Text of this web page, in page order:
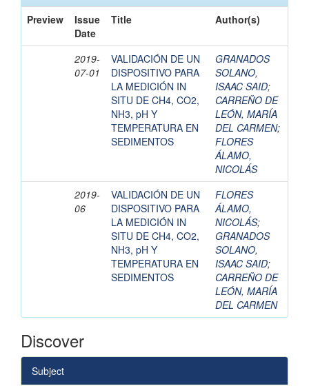
Preview
Issue
Date
Title Author(s)
2019-
07-01
VALIDACIÓN DE UN
DISPOSITIVO PARA
LA MEDICIÓN IN
SITU DE CH4, CO2,
NH3, pH Y
TEMPERATURA EN
SEDIMENTOS
GRANADOS
SOLANO,
ISAAC SAID;
CARREÑO DE
LEÓN, MARÍA
DEL CARMEN;
FLORES
ÁLAMO,
NICOLÁS
2019-
06
VALIDACIÓN DE UN
DISPOSITIVO PARA
LA MEDICIÓN IN
SITU DE CH4, CO2,
NH3, pH Y
TEMPERATURA EN
SEDIMENTOS
FLORES
ÁLAMO,
NICOLÁS;
GRANADOS
SOLANO,
ISAAC SAID;
CARREÑO DE
LEÓN, MARÍA
DEL CARMEN
Discover
Subject